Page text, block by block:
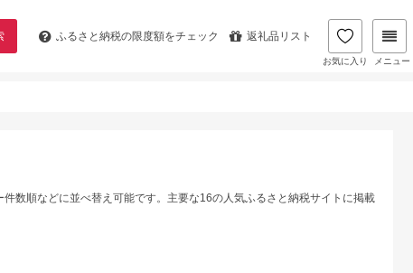
ふるさと納税の限度額をチェック 返礼品リスト
お気に入り メニュー
数順などに並べ替え可能です。主要な16の人気ふるさと納税サイトに掲載